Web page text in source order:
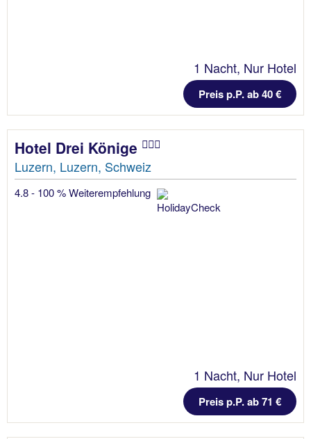
1 Nacht, Nur Hotel
Preis p.P. ab 40 €
Hotel Drei Könige
Luzern, Luzern, Schweiz
4.8 - 100 % Weiterempfehlung
1 Nacht, Nur Hotel
Preis p.P. ab 71 €